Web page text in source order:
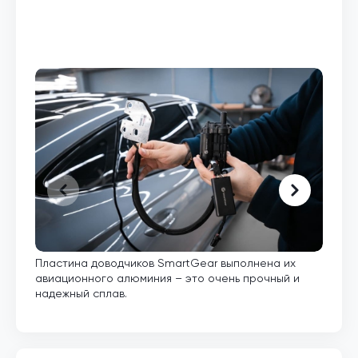
Пластина доводчиков SmartGear выполнена их
авиационного алюминия – это очень прочный и
надежный сплав.